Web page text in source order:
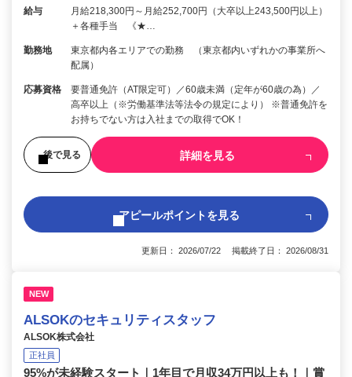
給与
月給218,300円～月給252,700円（大卒以上243,500円以上）
＋各種手当 《★…
勤務地
東京都内各エリアでの勤務 （東京都内いずれかの事業所へ
配属）
応募資格
要普通免許（AT限定可）／60歳未満（定年が60歳の為）／
高卒以上（※労働基準法等法令の規定により） ※普通免許を
お持ちでない方は入社までの取得でOK！
後で見る 詳細を見る
アピールポイントを見る
更新日： 2026/07/22 掲載終了日： 2026/08/31
NEW
ALSOKのセキュリティスタッフ
ALSOK株式会社
正社員
95%が未経験スタート｜1年目で月収34万円以上も！｜賞